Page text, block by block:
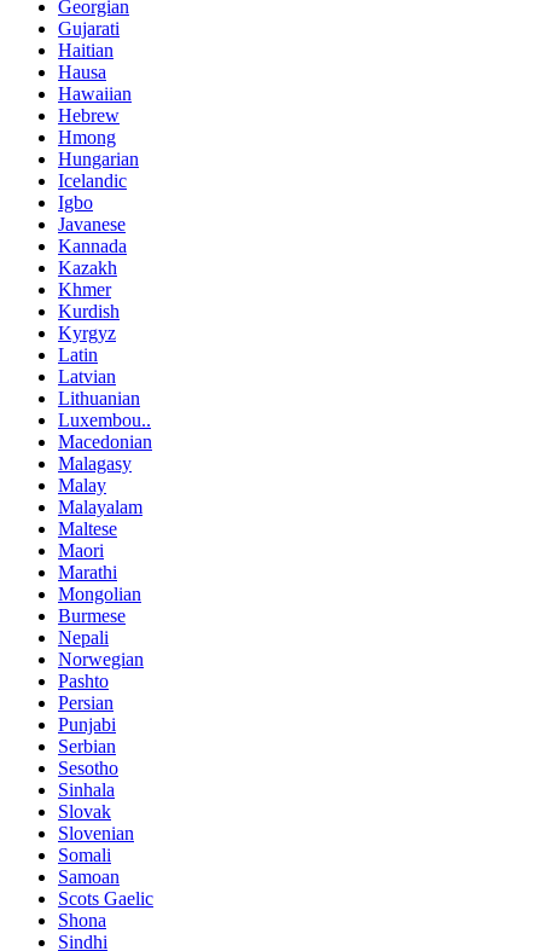
Georgian
Gujarati
Haitian
Hausa
Hawaiian
Hebrew
Hmong
Hungarian
Icelandic
Igbo
Javanese
Kannada
Kazakh
Khmer
Kurdish
Kyrgyz
Latin
Latvian
Lithuanian
Luxembou..
Macedonian
Malagasy
Malay
Malayalam
Maltese
Maori
Marathi
Mongolian
Burmese
Nepali
Norwegian
Pashto
Persian
Punjabi
Serbian
Sesotho
Sinhala
Slovak
Slovenian
Somali
Samoan
Scots Gaelic
Shona
Sindhi